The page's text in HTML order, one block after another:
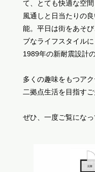
て、とても快適な空間
風通しと日当たりの
能。平日は街をあそ
ブなライフスタイルに
1989年の新耐震設計
多くの趣味をもつア
二拠点生活を目指す
ぜひ、一度ご覧になっ